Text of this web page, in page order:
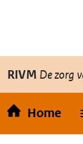
Overslaan en naar
RIVM De zorg
Home